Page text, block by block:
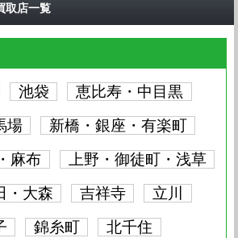
取店一覧
池袋
恵比寿・中目黒
場
新橋・銀座・有楽町
麻布
上野・御徒町・浅草
・大森 吉祥寺
立川
錦糸町 北千住